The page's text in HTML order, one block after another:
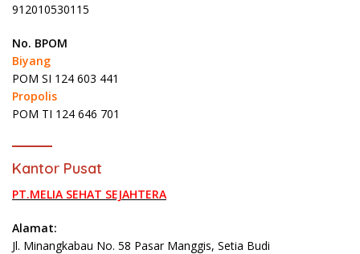
912010530115
No. BPOM
Biyang
POM SI 124 603 441
Propolis
POM TI 124 646 701
Kantor Pusat
PT.MELIA SEHAT SEJAHTERA
Alamat:
Jl. Minangkabau No. 58 Pasar Manggis, Setia Budi